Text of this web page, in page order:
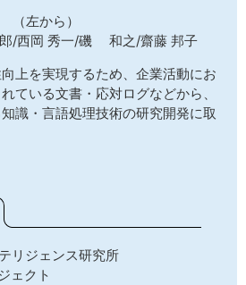
（左から）
/西岡 秀一/磯 和之/齋藤 邦子
上を実現するため、企業活動にお
ている文書・応対ログなどから、
識・言語処理技術の研究開発に取
リジェンス研究所
ェクト